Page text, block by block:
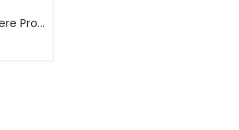
Betoniera a bicchiere Professional